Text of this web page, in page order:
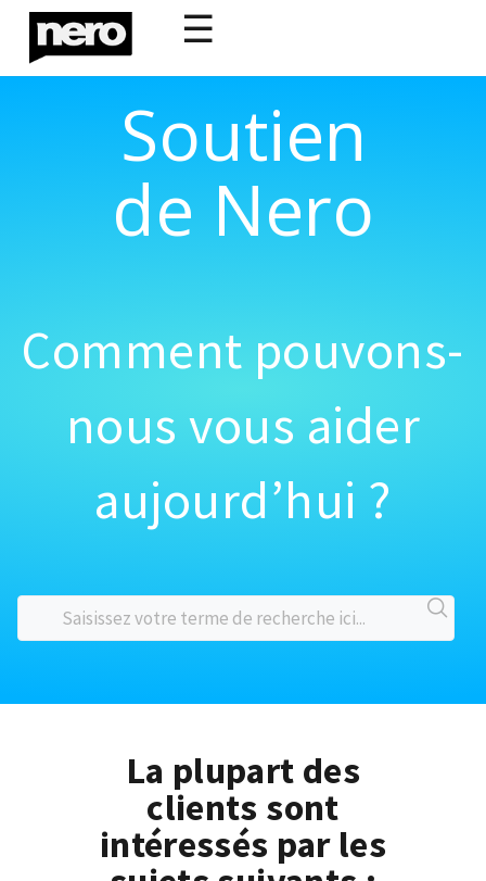
☰
Soutien
de Nero
Comment pouvons-
nous vous aider
aujourd’hui ?
La plupart des
clients sont
intéressés par les